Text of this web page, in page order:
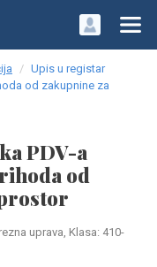
Upis u registar
od zakupnine za
PDV-a
od
uprava, Klasa: 410-